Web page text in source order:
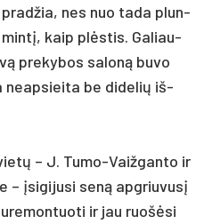
pra­džia, nes nuo ta­da plun­
kaip plėstis. Ga­liau­
pre­ky­bos sa­loną bu­vo
neap­siei­ta be di­de­lių iš­
– J. Tu­mo-Vaiž­gan­to ir
– įsi­gi­ju­si seną ap­griu­vusį
ir jau ruošė­si